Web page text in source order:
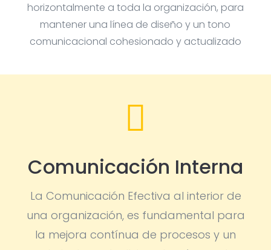
horizontalmente a toda la organización, para
mantener una línea de diseño y un tono
comunicacional cohesionado y actualizado

Comunicación Interna
La Comunicación Efectiva al interior de
una organización, es fundamental para
la mejora contínua de procesos y un